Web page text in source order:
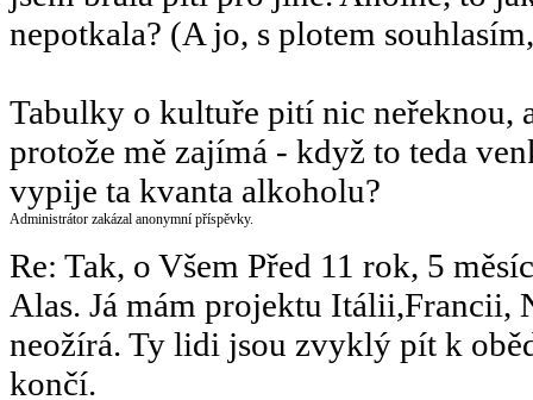
nepotkala? (A jo, s plotem
Tabulky o kultuře pití nic neřeknou,
protože mě zajímá - když to teda
vypije ta kvanta alkoholu?
Administrátor zakázal anonymní příspěvky.
Re: Tak, o Všem Před 11 rok, 5
Alas. Já mám projektu Itálii,Francii,
neožírá. Ty lidi jsou zvyklý pít k
končí.